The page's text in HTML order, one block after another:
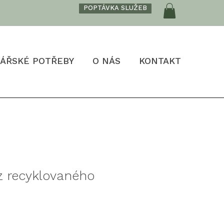
POPTÁVKA SLUŽEB
POTŘEBY O NÁS KONTAKT
recyklovaného